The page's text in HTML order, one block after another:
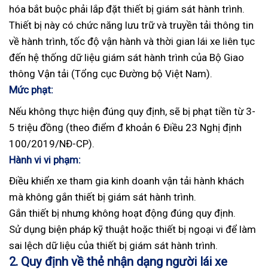
hóa bắt buộc phải lắp đặt thiết bị giám sát hành trình.
Thiết bị này có chức năng lưu trữ và truyền tải thông tin
về hành trình, tốc độ vận hành và thời gian lái xe liên tục
đến hệ thống dữ liệu giám sát hành trình của Bộ Giao
thông Vận tải (Tổng cục Đường bộ Việt Nam).
Mức phạt:
Nếu không thực hiện đúng quy định, sẽ bị phạt tiền từ 3-
5 triệu đồng (theo điểm đ khoản 6 Điều 23 Nghị định
100/2019/NĐ-CP).
Hành vi vi phạm:
Điều khiển xe tham gia kinh doanh vận tải hành khách
mà không gắn thiết bị giám sát hành trình.
Gắn thiết bị nhưng không hoạt động đúng quy định.
Sử dụng biện pháp kỹ thuật hoặc thiết bị ngoại vi để làm
sai lệch dữ liệu của thiết bị giám sát hành trình.
2. Quy định về thẻ nhận dạng người lái xe